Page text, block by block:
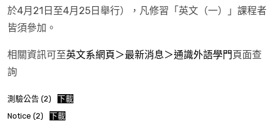
於4月21日至4月25日舉行），凡修習「英文（一）」課程者
皆須參加。
相關資訊可至英文系網頁＞最新消息＞通識外語學門頁面查
詢
測驗公告 (2)
下載
Notice (2)
下載